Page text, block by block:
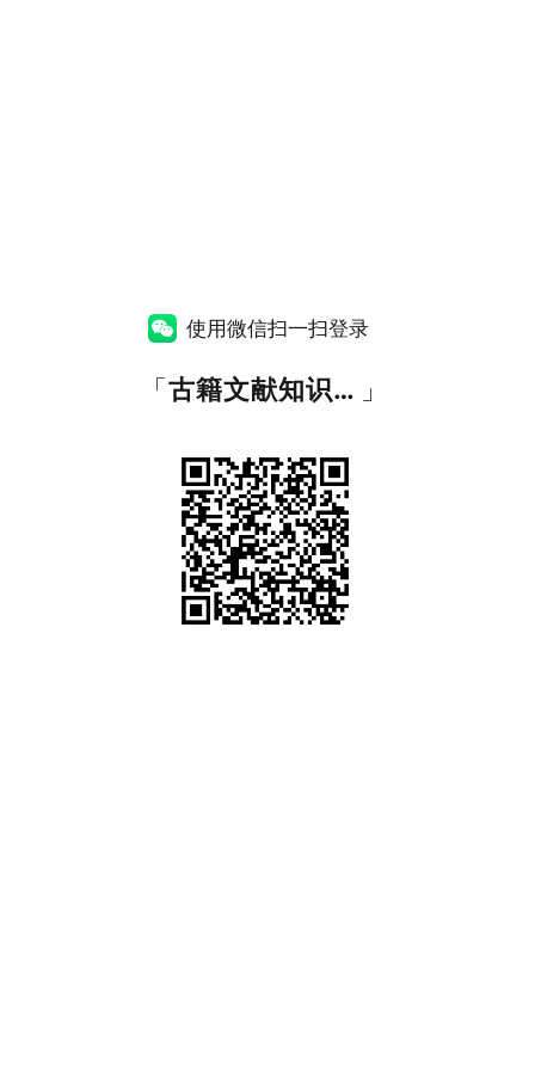
使用微信扫一扫登录
「 古籍文献知识图谱网 」